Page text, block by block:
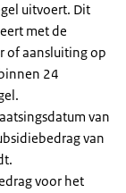
uitvoert. Dit
met de
of aansluiting op
24
van
van
voor het